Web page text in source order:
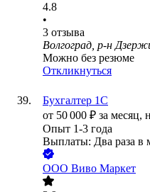
4.8
•
3 отзыва
Волгоград, р-н
Можно без резюме
Откликнуться
Бухгалтер 1С
от 50 000 ₽ за месяц,
Опыт 1-3 года
Выплаты: Два раза в
ООО Виво Маркет